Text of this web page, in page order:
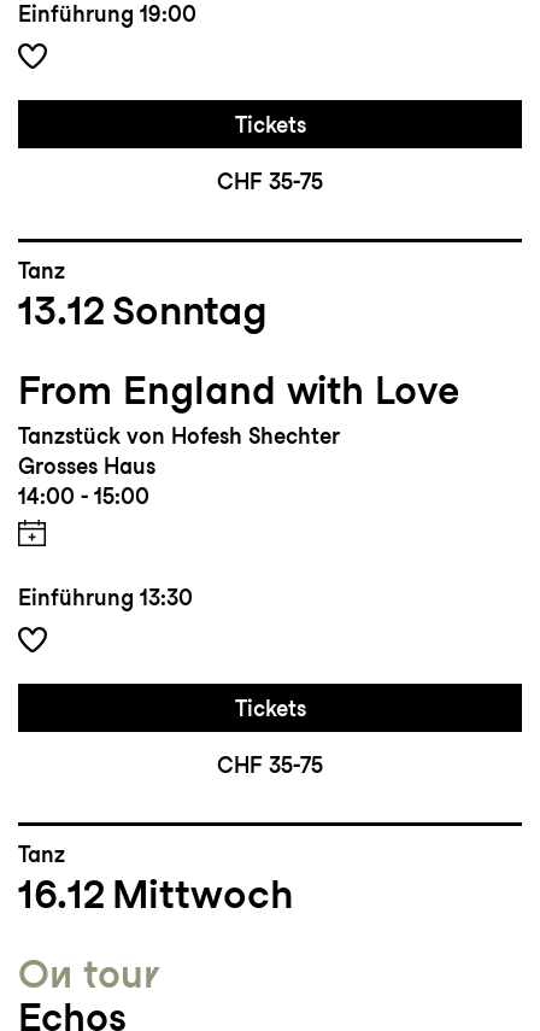
Einführung 19:00
Tickets
CHF 35-75
Tanz
13.12 Sonntag
From England with Love
Tanzstück von Hofesh Shechter
Grosses Haus
14:00 - 15:00
Einführung 13:30
Tickets
CHF 35-75
Tanz
16.12 Mittwoch
On tour
Echos